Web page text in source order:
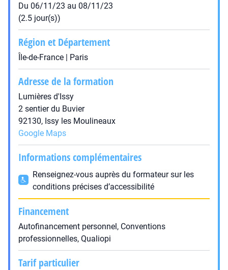
Du 06/11/23 au 08/11/23
(2.5 jour(s))
Région et Département
Île-de-France | Paris
Adresse de la formation
Lumières d'Issy
2 sentier du Buvier
92130, Issy les Moulineaux
Google Maps
Informations complémentaires
Renseignez-vous auprès du formateur sur les
conditions précises d’accessibilité
Financement
Autofinancement personnel, Conventions
professionnelles, Qualiopi
Tarif particulier